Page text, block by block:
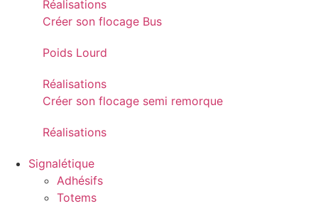
Réalisations
Créer son flocage Bus
Poids Lourd
Réalisations
Créer son flocage semi remorque
Réalisations
Signalétique
Adhésifs
Totems